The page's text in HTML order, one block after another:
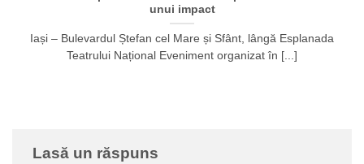
unui impact
Iași – Bulevardul Ștefan cel Mare și Sfânt, lângă Esplanada
Teatrului Național Eveniment organizat în [...]
Lasă un răspuns